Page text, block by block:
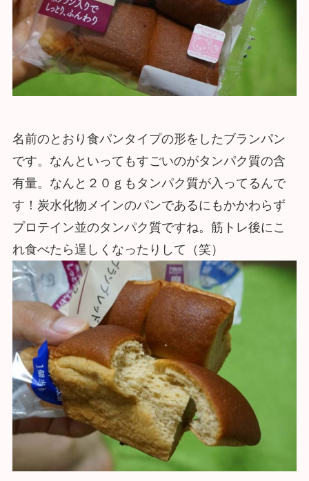
名前のとおり食パンタイプの形をしたブランパン
です。なんといってもすごいのがタンパク質の含
有量。なんと２０ｇもタンパク質が入ってるんで
す！炭水化物メインのパンであるにもかかわらず
プロテイン並のタンパク質ですね。筋トレ後にこ
れ食べたら逞しくなったりして（笑）